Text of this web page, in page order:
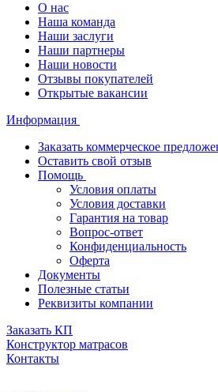
О нас
Наша команда
Наши заслуги
Наши партнеры
Наши новости
Отзывы покупателей
Открытые вакансии
Информация
Заказать коммерческое
Оставить свой отзыв
Помощь
Условия оплаты
Условия доставки
Гарантия на товар
Вопрос-ответ
Конфиденциальность
Оферта
Документы
Полезные статьи
Реквизиты компании
Заказать КП
Конструктор матрасов
Контакты